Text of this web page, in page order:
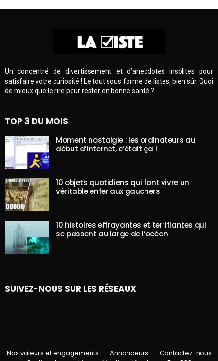
Un concentré de divertissement et d’anecdotes insolites pour
satisfaire votre curiosité ! Le tout sous forme de listes, bien sûr. Quoi
de mieux que le rire pour rester en bonne santé ?
TOP 3 DU MOIS
Moment nostalgie : les ordinateurs au
début d’internet, c’était ça !
10 objets quotidiens qui font vivre un
véritable enfer aux gauchers
10 histoires effrayantes et terrifiantes qui
se passent au large de l’océan
SUIVEZ-NOUS SUR LES RÉSEAUX
Nos valeurs et engagements Annonceurs
Contactez-nous